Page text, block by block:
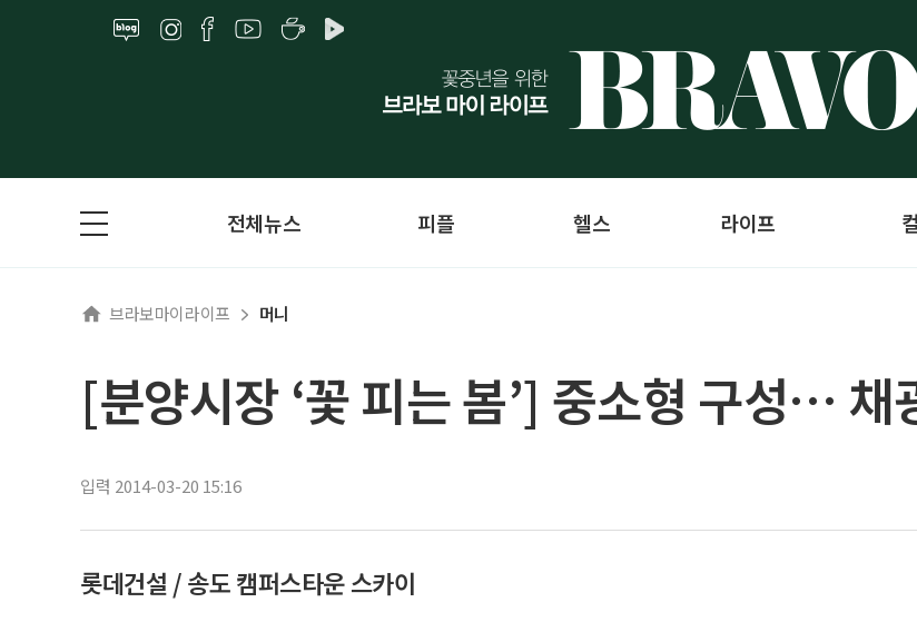
전체뉴스 피플 헬스 라이프
브라보마이라이프 머니
[분양시장 ‘꽃 피는 봄’] 중소형 구성… 채
입력 2014-03-20 15:16
롯데건설 / 송도 캠퍼스타운 스카이